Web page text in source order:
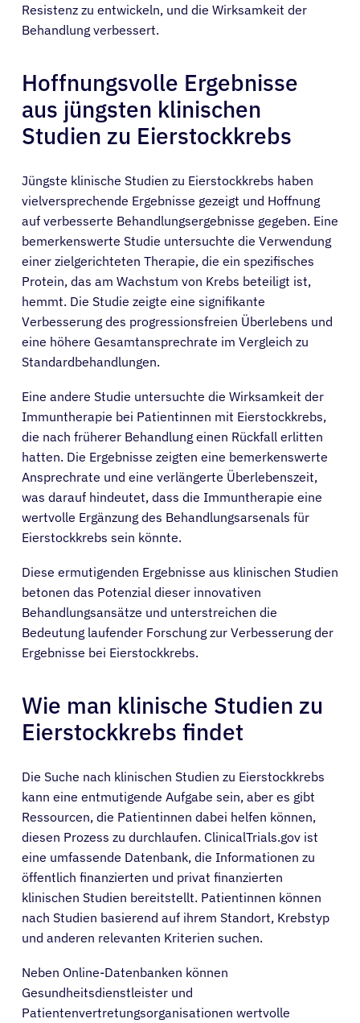
Patienten
Ärzte
Lösungen
Ressourcen
Über
Anmelden
Deutsch
Resistenz zu entwickeln, und die Wirksamkeit der
Behandlung verbessert.
Hoffnungsvolle Ergebnisse
aus jüngsten klinischen
Studien zu Eierstockkrebs
Jüngste klinische Studien zu Eierstockkrebs haben
vielversprechende Ergebnisse gezeigt und Hoffnung
auf verbesserte Behandlungsergebnisse gegeben. Eine
bemerkenswerte Studie untersuchte die Verwendung
einer zielgerichteten Therapie, die ein spezifisches
Protein, das am Wachstum von Krebs beteiligt ist,
hemmt. Die Studie zeigte eine signifikante
Verbesserung des progressionsfreien Überlebens und
eine höhere Gesamtansprechrate im Vergleich zu
Standardbehandlungen.
Eine andere Studie untersuchte die Wirksamkeit der
Immuntherapie bei Patientinnen mit Eierstockkrebs,
die nach früherer Behandlung einen Rückfall erlitten
hatten. Die Ergebnisse zeigten eine bemerkenswerte
Ansprechrate und eine verlängerte Überlebenszeit,
was darauf hindeutet, dass die Immuntherapie eine
wertvolle Ergänzung des Behandlungsarsenals für
Eierstockkrebs sein könnte.
Diese ermutigenden Ergebnisse aus klinischen Studien
betonen das Potenzial dieser innovativen
Behandlungsansätze und unterstreichen die
Bedeutung laufender Forschung zur Verbesserung der
Ergebnisse bei Eierstockkrebs.
Wie man klinische Studien zu
Eierstockkrebs findet
Die Suche nach klinischen Studien zu Eierstockkrebs
kann eine entmutigende Aufgabe sein, aber es gibt
Ressourcen, die Patientinnen dabei helfen können,
diesen Prozess zu durchlaufen. ClinicalTrials.gov ist
eine umfassende Datenbank, die Informationen zu
öffentlich finanzierten und privat finanzierten
klinischen Studien bereitstellt. Patientinnen können
nach Studien basierend auf ihrem Standort, Krebstyp
und anderen relevanten Kriterien suchen.
Neben Online-Datenbanken können
Gesundheitsdienstleister und
Patientenvertretungsorganisationen wertvolle